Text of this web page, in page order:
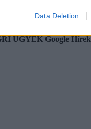
Data Deletion
ÜGYEK Google